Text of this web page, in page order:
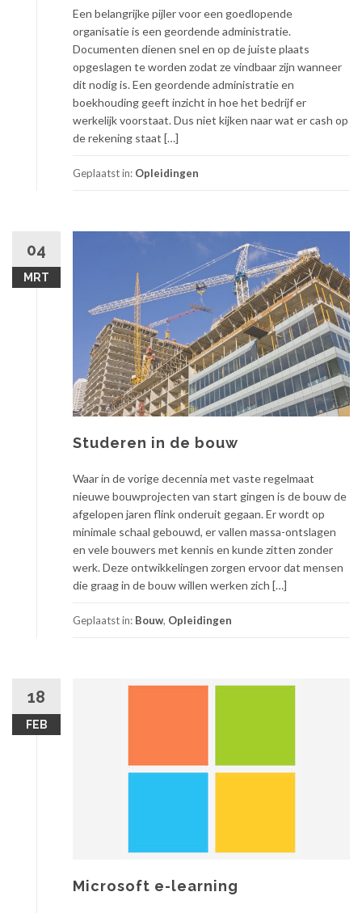
Een belangrijke pijler voor een goedlopende
organisatie is een geordende administratie.
Documenten dienen snel en op de juiste plaats
opgeslagen te worden zodat ze vindbaar zijn wanneer
dit nodig is. Een geordende administratie en
boekhouding geeft inzicht in hoe het bedrijf er
werkelijk voorstaat. Dus niet kijken naar wat er cash op
de rekening staat […]
Geplaatst in: Opleidingen
04
MRT
Studeren in de bouw
Waar in de vorige decennia met vaste regelmaat
nieuwe bouwprojecten van start gingen is de bouw de
afgelopen jaren flink onderuit gegaan. Er wordt op
minimale schaal gebouwd, er vallen massa-ontslagen
en vele bouwers met kennis en kunde zitten zonder
werk. Deze ontwikkelingen zorgen ervoor dat mensen
die graag in de bouw willen werken zich […]
Geplaatst in: Bouw, Opleidingen
18
FEB
Microsoft e-learning